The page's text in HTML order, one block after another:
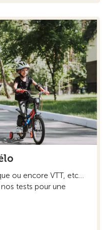
ou encore VTT, etc…
tests pour une